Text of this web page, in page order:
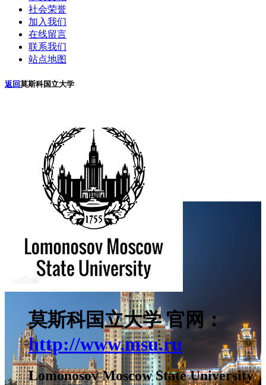
社会荣誉
加入我们
在线留言
联系我们
站点地图
返回莫斯科国立大学
莫斯科国立大学 官网：
http://www.msu.ru
Lomonosov Moscow State University